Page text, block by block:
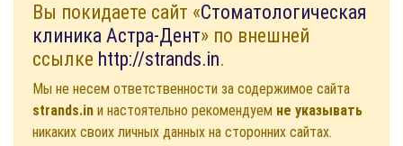
Вы покидаете сайт «Стоматологическая
клиника Астра-Дент» по внешней
ссылке http://strands.in.
Мы не несем ответственности за содержимое сайта
strands.in и настоятельно рекомендуем не указывать
никаких своих личных данных на сторонних сайтах.